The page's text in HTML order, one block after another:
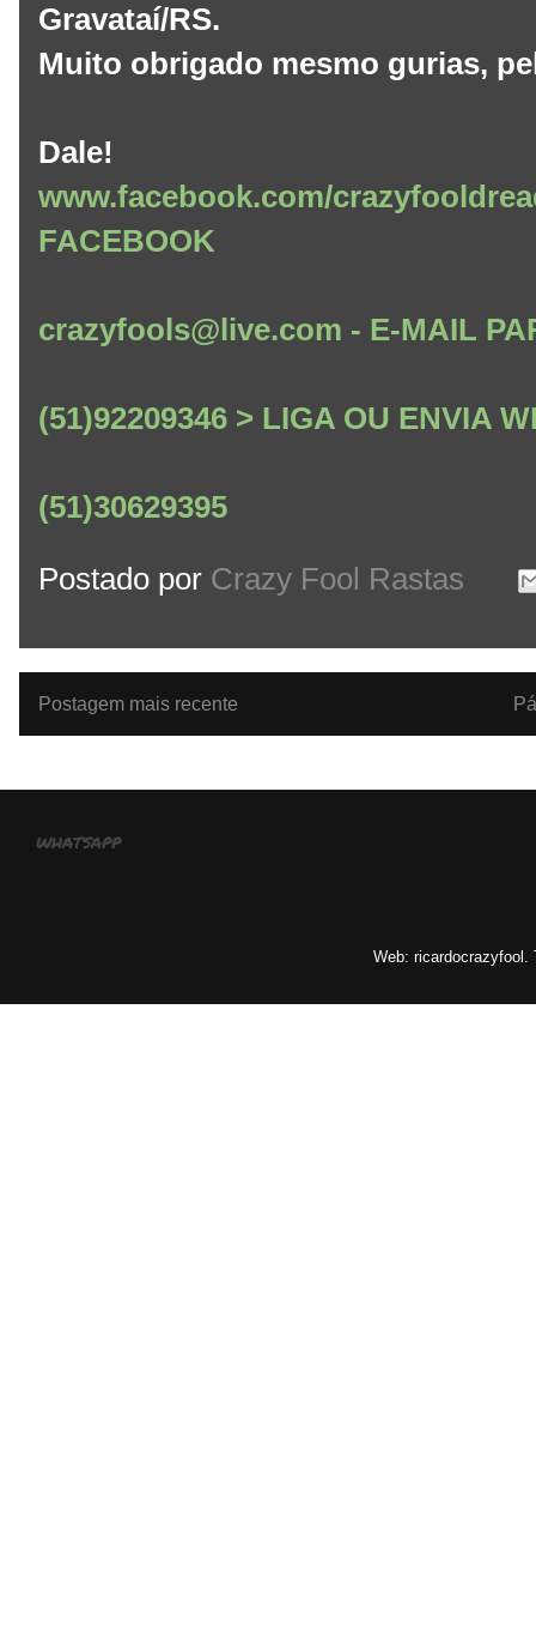
Gravataí/RS.
Muito obrigado mesmo gurias,
Dale!
www.facebook.com/
FACEBOOK
crazyfools@live.com - E-MAIL
(51)92209346 > LIGA OU ENVIA
(51)30629395
Postado por Crazy Fool Rastas
Postagem mais recente
whatsapp
Web: